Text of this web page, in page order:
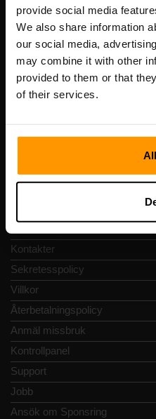
provide social media
We also share information
our social media,
may combine it with other
provided to them or that
of their services.
Scalable Hosting Solutions
Registreringskod: 14652605
Momsregistreringsnummer:
Adress: Harju maakond,
Kontakter
Sekretesspolicy
Villkor
Återbetalningspolicy
Anmäl missbruk
Kontrollpanel
Support
Jobb
Ansök om Sponsring